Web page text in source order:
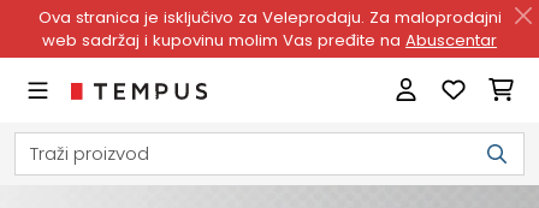
Ova stranica je isključivo za Veleprodaju. Za maloprodajni
web sadržaj i kupovinu molim Vas pređite na Abuscentar